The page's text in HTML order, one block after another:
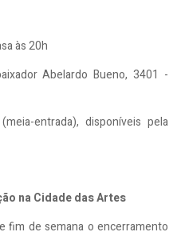
às 20h
Abelardo Bueno, 3401 -
entrada), disponíveis pela
na Cidade das Artes
fim de semana o encerramento